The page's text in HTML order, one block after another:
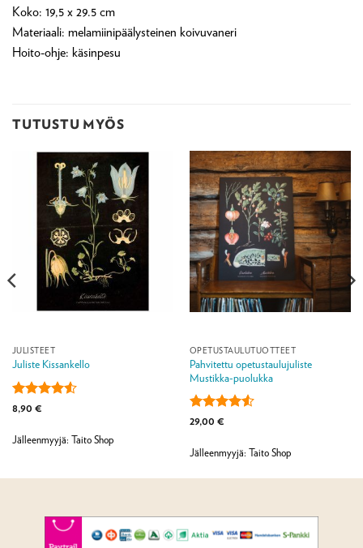
Koko: 19,5 x 29.5 cm
Materiaali: melamiinipäälysteinen koivuvaneri
Hoito-ohje: käsinpesu
TUTUSTU MYÖS
JULISTEET
Juliste Kissankello
Arvostelu
4.5
8,90 €
Jälleenmyyjä: Taito Shop
OPETUSTAULUTUOTTEET
Pahvitettu opetustaulujuliste
Mustikka-puolukka
Arvostelu
4.5
29,00 €
Jälleenmyyjä: Taito Shop